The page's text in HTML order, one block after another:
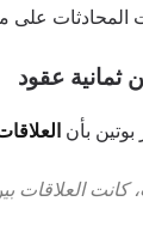
المحادثات على
ثمانية عقود
بأن
كانت العلاقات